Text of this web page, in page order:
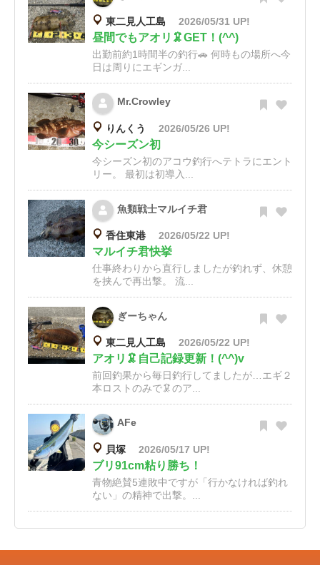
東二見人工島 2026/05/31 UP!
昼間でもアオリ🦑GET！(^^)
出勤前約1時間半の釣行🚗 何時もの場所へ今
日は周りにエギンガ...
Mr.Crowley
りんくう 2026/05/26 UP!
今シーズン初
今シーズン初のアコウ釣行へテトラにエント
リー。 最初は初導入...
魚類戦士マルイチ君
香住東港 2026/05/22 UP!
マルイチ君快挙
仕事終わりから直行しましたが釣れず、休憩
を挟んで再出撃。 流...
ぎーちゃん
東二見人工島 2026/05/22 UP!
アオリ🦑自己記録更新！(^^)v
前回釣果から毎日釣行してましたが…エギ２
本ロストのみで🦑のア...
AFe
貝塚 2026/05/17 UP!
ブリ91cm粘り勝ち！
青物絶賛5連敗中ですが「行かなければ釣れ
ない」の精神で出撃。...